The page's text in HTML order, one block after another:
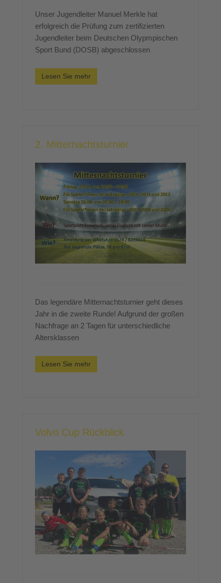
Unser Jugendleiter Manuel Merkle hat
erfolgreich die Prüfung zum zertifizierten
Jugendleiter beim Deutschen Olypmpischen
Sport Bund (DOSB) abgeschlossen
Lesen Sie mehr
2. Mitternachtsturnier
Das legendäre Mitternachtsturnier geht dieses
Jahr in die zweite Runde! Aufgrund der großen
Nachfrage an 2 Tagen für unterschiedliche
Altersklassen
Lesen Sie mehr
Volvo Cup Rückblick